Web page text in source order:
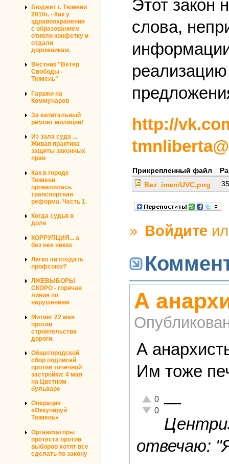
Бюджет г. Тюмени
2010г. - Как у
здравоохранения
с образованием
отняли конфетку и
отдали
дорожникам.
Вестник "Ветер
Свободы -
Тюмень"
Гаражи на
Коммунаров
За капитальный
ремонт милиции!
Из зала суда ...
Живая практика
защиты законных
прав
Как в городе
Тюмени
провалилась
транспортная
реформа. Часть 1.
Когда судья в
доле
КОРРУПЦИЯ... а
без нее никак
Легко ли создать
профсоюз?
ЛЖЕВЫБОРЫ
СКОРО - горячая
линия по
нарушениям
Митинг 22 мая
против
строительства
дороги.
Общегородской
сбор подписей
против точечной
застройки: 4 мая
на Цветном
бульваре
Операция
«Оккупируй
Тюмень»
Организаторы
протеста против
выборов хотят все
сделать по закону
Этот закон
слова,
реализацию
http://
Прикрепленный файл
Bez_imeniUVC.png
» Войдите
А
А
Им тоже
Отлично!
0
Неадекватно!
0 —
отвечаю: